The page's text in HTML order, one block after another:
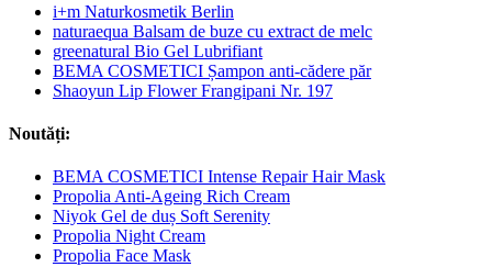
i+m Naturkosmetik Berlin
naturaequa Balsam de buze cu extract de melc
greenatural Bio Gel Lubrifiant
BEMA COSMETICI Șampon anti-cădere păr
Shaoyun Lip Flower Frangipani Nr. 197
Noutăți:
BEMA COSMETICI Intense Repair Hair Mask
Propolia Anti-Ageing Rich Cream
Niyok Gel de duș Soft Serenity
Propolia Night Cream
Propolia Face Mask